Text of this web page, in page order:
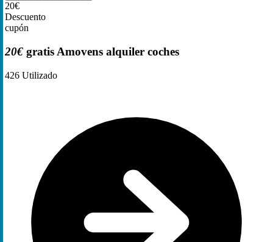
20€
Descuento
cupón
20€ gratis Amovens alquiler coches
426 Utilizado